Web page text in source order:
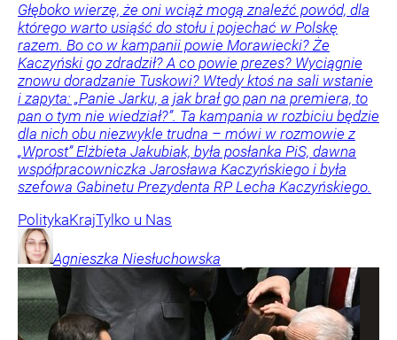
Głęboko wierzę, że oni wciąż mogą znaleźć powód, dla
którego warto usiąść do stołu i pojechać w Polskę
razem. Bo co w kampanii powie Morawiecki? Że
Kaczyński go zdradził? A co powie prezes? Wyciągnie
znowu doradzanie Tuskowi? Wtedy ktoś na sali wstanie
i zapyta: „Panie Jarku, a jak brał go pan na premiera, to
pan o tym nie wiedział?”. Ta kampania w rozbiciu będzie
dla nich obu niezwykle trudna – mówi w rozmowie z
„Wprost” Elżbieta Jakubiak, była posłanka PiS, dawna
współpracowniczka Jarosława Kaczyńskiego i była
szefowa Gabinetu Prezydenta RP Lecha Kaczyńskiego.
PolitykaKrajTylko u Nas
Agnieszka Niesłuchowska